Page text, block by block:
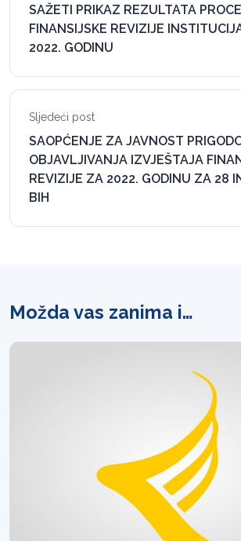
SAŽETI PRIKAZ REZULTATA
FINANSIJSKE REVIZIJE
2022. GODINU
Sljedeći post
SAOPĆENJE ZA JAVNOST
OBJAVLJIVANJA IZVJEŠTAJA
REVIZIJE ZA 2022. GODINU ZA 28
BIH
Možda vas zanima i…